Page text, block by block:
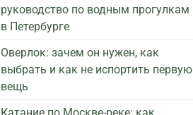
руководство по водным прогулкам
в Петербурге
Оверлок: зачем он нужен, как
выбрать и как не испортить первую
вещь